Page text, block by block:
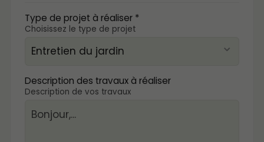
Type de projet à réaliser *
Choisissez le type de projet
Description des travaux à réaliser
Description de vos travaux